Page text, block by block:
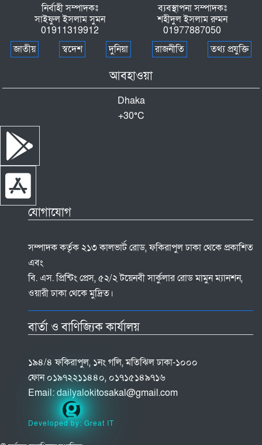
নির্বাহী সম্পাদকঃ
সাইফুল ইসলাম সুমন
01911319912
ব্যবস্থাপনা সম্পাদকঃ
শহীদুল ইসলাম রুমন
01977887050
জাতীয়
স্বদেশ দুনিয়া রাজনীতি তথ্য প্রযুক্তি
আবহাওয়া
Dhaka
+30°C
যোগাযোগ
সম্পাদক কর্তৃক ২১৩ কালভার্ট রোড, ফকিরাপুল ঢাকা থেকে প্রকাশিত
এবং
বি. এস. প্রিন্টিং প্রেস, ৫২/২ টয়েনবী সার্কুলার রোড মামুন ম্যানশন,
ওয়ারী ঢাকা থেকে মুদ্রিত।
বার্তা ও বাণিজ্যিক কার্যালয়
১৯৪/৪ ফকিরাপুল, ১নং গলি, মতিঝিল ঢাকা-১০০০
ফোন ০১৯৭২২১১৪৪০, ০১৭১৫১৪৯৭১৬
Email:dailyalokitosakal@gmail.com
Developed by: Great IT